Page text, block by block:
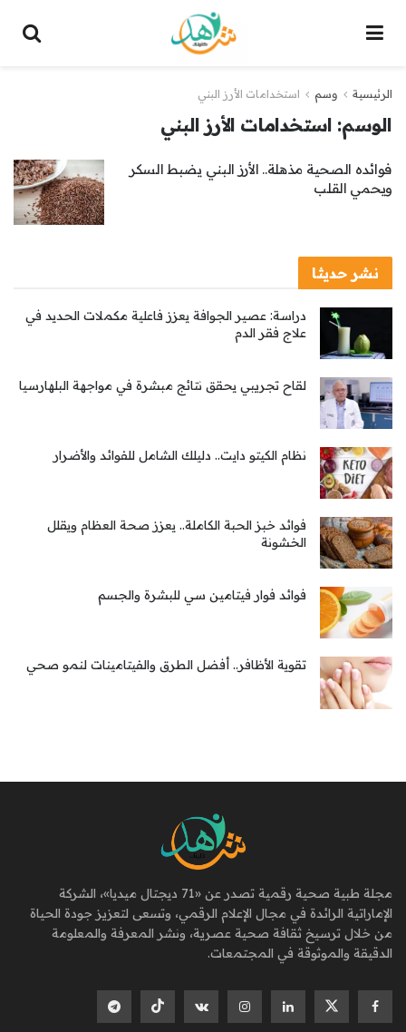
الرئيسية وسم استخدامات الأرز البني
الوسم: استخدامات الأرز البني
فوائده الصحية مذهلة.. الأرز البني يضبط السكر
ويحمي القلب
نشر حديثا
دراسة: عصير الجوافة يعزز فاعلية مكملات الحديد في
علاج فقر الدم
لقاح تجريبي يحقق نتائج مبشرة في مواجهة البلهارسيا
نظام الكيتو دايت.. دليلك الشامل للفوائد والأضرار
فوائد خبز الحبة الكاملة.. يعزز صحة العظام ويقلل
الخشونة
فوائد فوار فيتامين سي للبشرة والجسم
تقوية الأظافر.. أفضل الطرق والفيتامينات لنمو صحي
مجلة طبية صحية رقمية تصدر عن «71 ديجتال ميديا»، الشركة
الإماراتية الرائدة في مجال الإعلام الرقمي، وتسعى لتعزيز جودة الحياة
من خلال ترسيخ ثقافة صحية عصرية، ونشر المعرفة والمعلومة
الدقيقة والموثوقة في المجتمعات.